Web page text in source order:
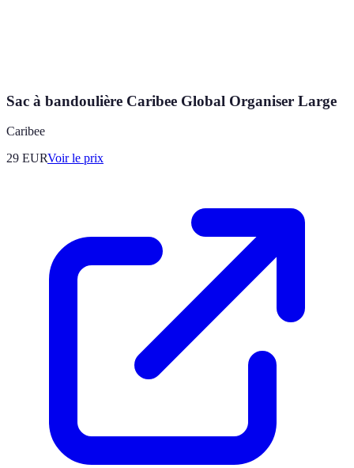
Sac à bandoulière Caribee Global Organiser Large
Caribee
29 EURVoir le prix